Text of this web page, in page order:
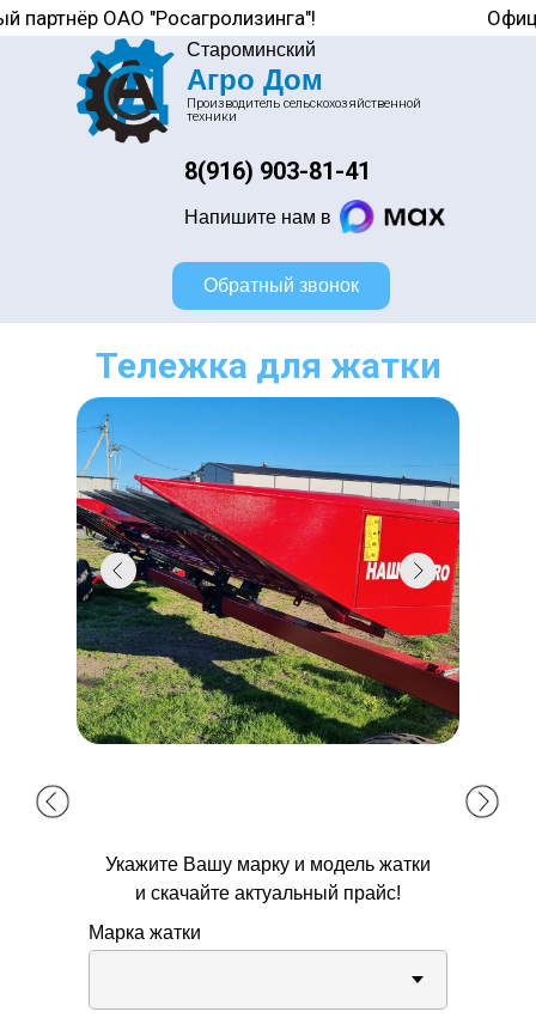
партнёр ОАО "Росагролизинга"!
Староминский
Напишите нам в
Агро Дом
Производитель сельскохозяйственной
техники
8(916) 903-81-41
Обратный звонок
Марка жатки
Укажите Вашу марку и модель жатки
и скачайте актуальный прайс!
Тележка для жатки